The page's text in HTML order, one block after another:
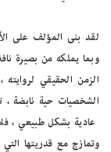
لقد بنى المؤلف على
وبما يملكه من بصيرة
الزمن الحقيقي
الشخصيات حية نابضة ،
عادية بشكل طبيعي ،
وتمازج مع قدريتها